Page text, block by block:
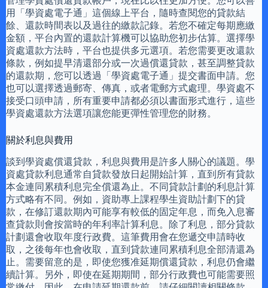
用「學資處電子通」這個線上平台，隨時查閱您的貸款結
餘、還款時間表以及過往的繳款記錄。若您不確定每期應繳
金額，平台內置的還款計算機可以協助您初步估算。選擇學
資處還款方法時，平台也提供多元選項。若您需要更改還款
條款，例如提早清還部分或一次過償還貸款，甚至調整貸款
的還款期，您可以透過「學資處電子通」提交書面申請。您
也可以選擇透過郵寄、傳真，或者電郵方式處理。學資處不
接受口頭申請，所有重要申請都必須以書面形式進行，這些
學資處還款方法選項讓您能更彈性管理您的財務。
關於利息與費用
談到學資處償還貸款，利息與費用是許多人關心的議題。學
資處貸款利息通常自貸款發放日起開始計算，直到所有貸款
本金連同累積利息完全償還為止。不同貸款計劃的利息計算
方式略有不同。例如，資助專上課程學生資助計劃下的貸
款，在修訂還款期內可能享有較低的固定年息，而免入息審
查貸款則會按當時的年利率計算利息。除了利息，部分貸款
計劃還會收取年度行政費。這筆費用會在您遞交申請時收
取，之後每年也會收取，直到貸款連同累積利息全部清還為
止。需要留意的是，即使您獲准延期償還貸款，利息仍會繼
續計算。另外，即使在延期期間，部分行政費也可能需要照